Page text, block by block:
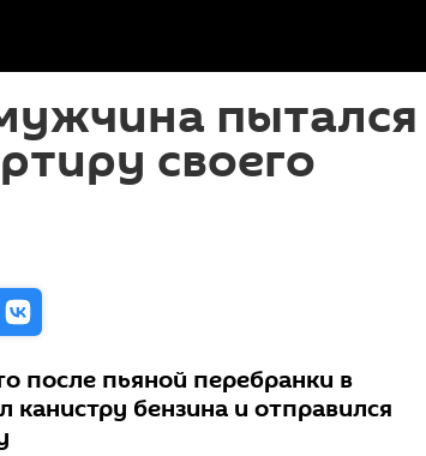
пытался
своего
после пьяной перебранки в
бензина и отправился